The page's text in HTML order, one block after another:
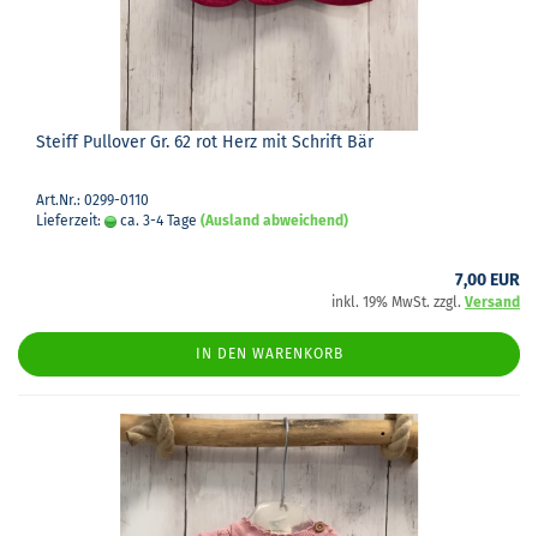
Steiff Pull­over Gr. 62 rot Herz mit Schrift Bär
Art.Nr.: 0299-0110
Lieferzeit:
ca. 3-4 Tage (Ausland abweichend)
7,00 EUR
inkl. 19% MwSt. zzgl. Versand
IN DEN WARENKORB